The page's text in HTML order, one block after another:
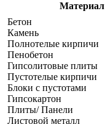
Материал
Бетон
Камень
Полнотелые кирпичи
Пенобетон
Гипсолитовые плиты
Пустотелые кирпичи
Блоки с пустотами
Гипсокартон
Плиты/ Панели
Листовой металл